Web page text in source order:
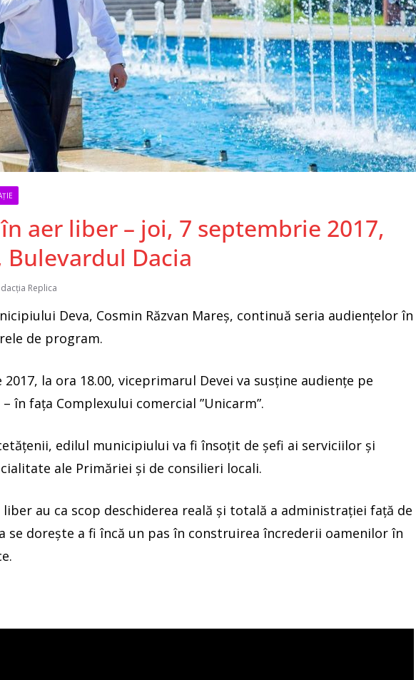
aer liber – joi, 7 septembrie 2017,
Bulevardul Dacia
Replica
Deva, Cosmin Răzvan Mareș, continuă seria audiențelor în
de program.
2017, la ora 18.00, viceprimarul Devei va susține audiențe pe
în fața Complexului comercial ”Unicarm”.
edilul municipiului va fi însoțit de șefi ai serviciilor și
ale Primăriei și de consilieri locali.
au ca scop deschiderea reală și totală a administrației față de
se dorește a fi încă un pas în construirea încrederii oamenilor în